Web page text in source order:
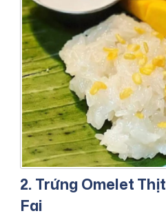
2. Trứng Omelet
Fai